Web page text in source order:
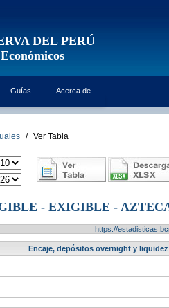
DEL PERÚ
Guías Acerca de
/ Ver Tabla
- EXIGIBLE -
https://
Encaje, depósitos overnight y